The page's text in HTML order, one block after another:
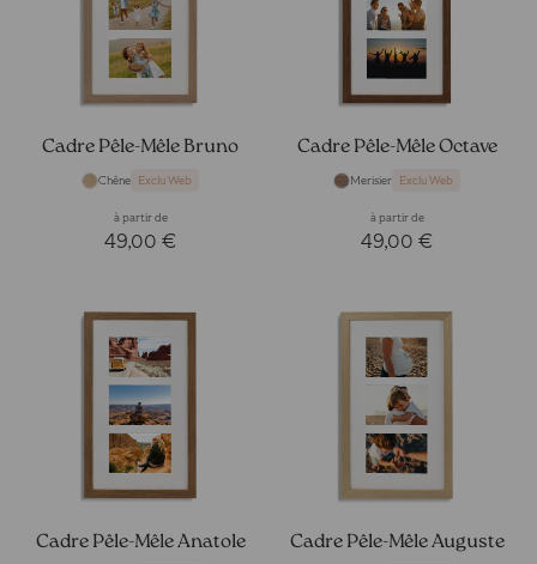
Cadre Pêle-Mêle Bruno
Chêne Exclu Web
à partir de
49,00 €
Cadre Pêle-Mêle Octave
Merisier Exclu Web
à partir de
49,00 €
Cadre Pêle-Mêle Anatole Cadre Pêle-Mêle Auguste